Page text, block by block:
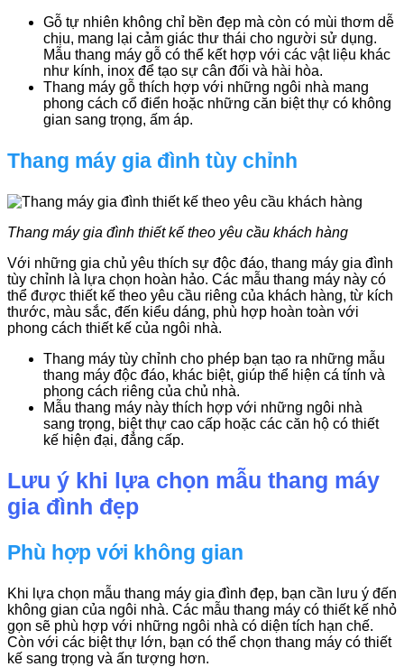
Gỗ tự nhiên không chỉ bền đẹp mà còn có mùi thơm dễ
chịu, mang lại cảm giác thư thái cho người sử dụng.
Mẫu thang máy gỗ có thể kết hợp với các vật liệu khác
như kính, inox để tạo sự cân đối và hài hòa.
Thang máy gỗ thích hợp với những ngôi nhà mang
phong cách cổ điển hoặc những căn biệt thự có không
gian sang trọng, ấm áp.
Thang máy gia đình tùy chỉnh
Thang máy gia đình thiết kế theo yêu cầu khách hàng
Với những gia chủ yêu thích sự độc đáo, thang máy gia đình
tùy chỉnh là lựa chọn hoàn hảo. Các mẫu thang máy này có
thể được thiết kế theo yêu cầu riêng của khách hàng, từ kích
thước, màu sắc, đến kiểu dáng, phù hợp hoàn toàn với
phong cách thiết kế của ngôi nhà.
Thang máy tùy chỉnh cho phép bạn tạo ra những mẫu
thang máy độc đáo, khác biệt, giúp thể hiện cá tính và
phong cách riêng của chủ nhà.
Mẫu thang máy này thích hợp với những ngôi nhà
sang trọng, biệt thự cao cấp hoặc các căn hộ có thiết
kế hiện đại, đẳng cấp.
Lưu ý khi lựa chọn mẫu thang máy
gia đình đẹp
Phù hợp với không gian
Khi lựa chọn mẫu thang máy gia đình đẹp, bạn cần lưu ý đến
không gian của ngôi nhà. Các mẫu thang máy có thiết kế nhỏ
gọn sẽ phù hợp với những ngôi nhà có diện tích hạn chế.
Còn với các biệt thự lớn, bạn có thể chọn thang máy có thiết
kế sang trọng và ấn tượng hơn.